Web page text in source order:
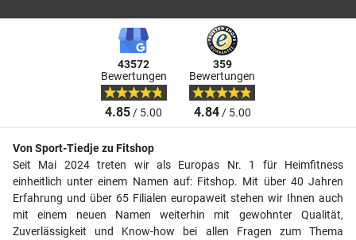
43572
Bewertungen
4.85/ 5.00
359
Bewertungen
4.84/ 5.00
Von Sport-Tiedje zu Fitshop
Seit Mai 2024 treten wir als Europas Nr. 1 für Heimfitness
einheitlich unter einem Namen auf: Fitshop. Mit über 40 Jahren
Erfahrung und über 65 Filialen europaweit stehen wir Ihnen auch
mit einem neuen Namen weiterhin mit gewohnter Qualität,
Zuverlässigkeit und Know-how bei allen Fragen zum Thema